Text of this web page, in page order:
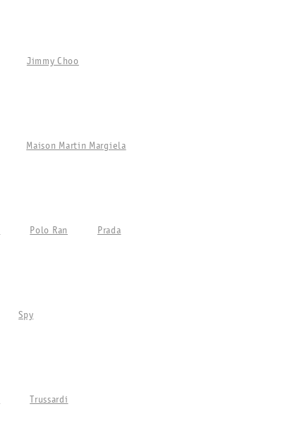
Jimmy Choo
Maison Martin Margiela
Polo Ran Prada
Spy
Trussardi